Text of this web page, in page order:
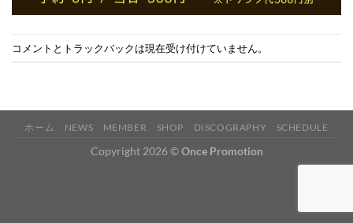
コメントとトラックバックは現在受け付けていません。
ホーム NEWS MEMBER SHOP DISCOGRAPHY SCHEDULE
Copyright 2026 ©Once Promotion